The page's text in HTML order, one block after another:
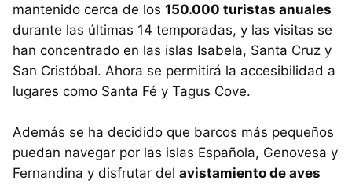
mantenido cerca de los 150.000 turistas anuales
durante las últimas 14 temporadas, y las visitas se
han concentrado en las islas Isabela, Santa Cruz y
San Cristóbal. Ahora se permitirá la accesibilidad a
lugares como Santa Fé y Tagus Cove.
Además se ha decidido que barcos más pequeños
puedan navegar por las islas Española, Genovesa y
Fernandina y disfrutar del avistamiento de aves